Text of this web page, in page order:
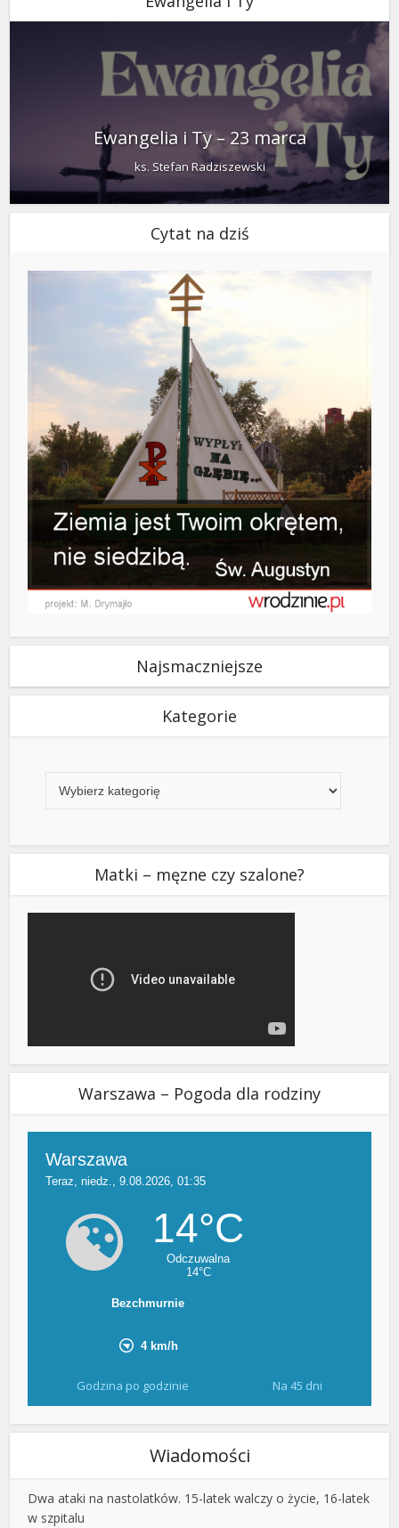
Ewangelia i Ty – 23 marca
ks. Stefan Radziszewski
Cytat na dziś
Najsmaczniejsze
Kategorie
Matki – męzne czy szalone?
Warszawa – Pogoda dla rodziny
Godzina po godzinie Na 45 dni
Wiadomości
Dwa ataki na nastolatków. 15-latek walczy o życie, 16-latek
w szpitalu